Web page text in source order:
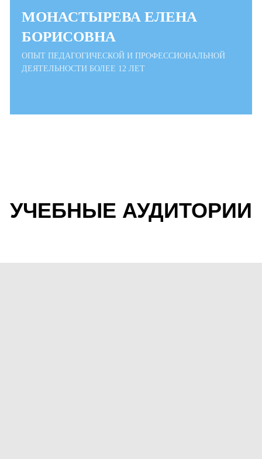
МОНАСТЫРЕВА ЕЛЕНА
БОРИСОВНА
ОПЫТ ПЕДАГОГИЧЕСКОЙ И ПРОФЕССИОНАЛЬНОЙ
ДЕЯТЕЛЬНОСТИ БОЛЕЕ 12 ЛЕТ
УЧЕБНЫЕ АУДИТОРИИ